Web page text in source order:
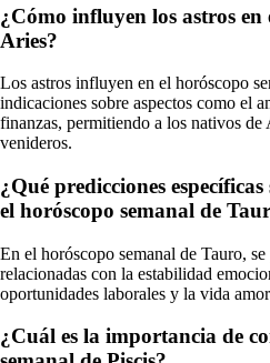
¿Cómo influyen los astros en
Aries?
Los astros influyen en el horóscopo
indicaciones sobre aspectos como el
finanzas, permitiendo a los nativos de
venideros.
¿Qué predicciones
el horóscopo semanal de
En el horóscopo semanal de Tauro,
relacionadas con la estabilidad
oportunidades laborales y la vida
¿Cuál es la importancia de